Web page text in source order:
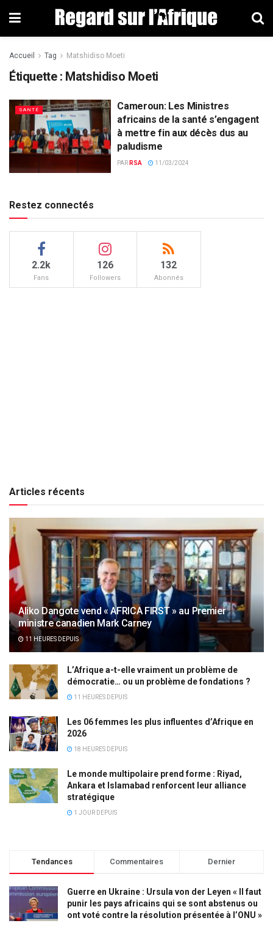
Accueil Tag Matshidiso Moeti
Étiquette : Matshidiso Moeti
SANTÉ
Cameroun: Les Ministres
africains de la santé s’engagent
à mettre fin aux décès dus au
paludisme
PAR RSA 11/03/2024
Restez connectés
2.2k
Fans
126
Followers
132
Abonnés
Articles récents
Aliko Dangote vend « AFRICA FIRST » au Premier
ministre canadien Mark Carney
11 HEURES DEPUIS
L’Afrique a-t-elle vraiment un problème de
démocratie… ou un problème de fondations ?
11 HEURES DEPUIS
Les 06 femmes les plus influentes d’Afrique en
2026
18 HEURES DEPUIS
Le monde multipolaire prend forme : Riyad,
Ankara et Islamabad renforcent leur alliance
stratégique
1 JOUR DEPUIS
Tendances Commentaires Dernier
Guerre en Ukraine : Ursula von der Leyen « Il faut
punir les pays africains qui se sont abstenus ou
ont voté contre la résolution présentée à l’ONU »